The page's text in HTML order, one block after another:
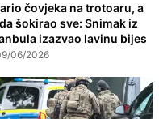
čovjeka na trotoaru, a
šokirao sve: Snimak iz
izazvao lavinu bijes
06/2026